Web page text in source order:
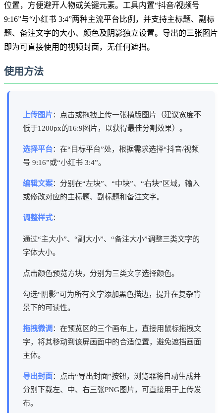
位置，方便避开人物或关键元素。工具内置“抖音/视频号
9:16”与“小红书 3:4”两种主流平台比例，并支持主标题、副标
题、备注文字的大小、颜色及阴影独立设置。导出的三张图片
即为可直接使用的视频封面，无任何遮挡。
使用方法
上传图片：点击或拖拽上传一张横版图片（建议宽度不
低于1200px的16:9图片，以获得最佳分割效果）。
选择平台：在“目标平台”处，根据需求选择“抖音/视频
号 9:16”或“小红书 3:4”。
编辑文案：分别在“左块”、“中块”、“右块”区域，输入
或修改对应的主标题、副标题和备注文字。
调整样式：
通过“主大小”、“副大小”、“备注大小”调整三类文字的
字体大小。
点击颜色预览方块，分别为三类文字选择颜色。
勾选“阴影”可为所有文字添加黑色描边，提升在复杂背
景下的可读性。
拖拽微调 ：在预览区的三个画布上，直接用鼠标拖拽文
字，将其移动到该屏画面中的合适位置，避免遮挡画面
主体。
导出封面：点击“导出封面”按钮，浏览器将自动生成并
分别下载左、中、右三张PNG图片，可直接用于上传发
布。